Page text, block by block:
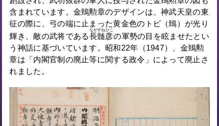
含まれています。金鵄勲章のデザインは、神武天皇の東
征の際に、弓の端に止まった黄金色のトビ（鵄）が光り
輝き、敵の武将である長髄彦
ながすねひこ
の軍勢の目を眩ませたとい
う神話に基づいています。昭和22年（1947）、金鵄勲
章は「内閣官制の廃止等に関する政令」によって廃止さ
れました。